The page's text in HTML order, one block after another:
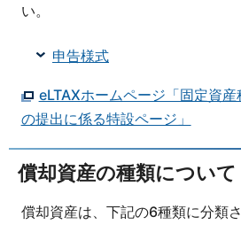
い。
申告様式
eLTAXホームページ「固定資
の提出に係る特設ページ」
償却資産の種類について
償却資産は、下記の6種類に分類さ